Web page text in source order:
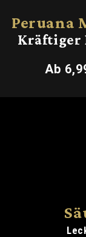
Peruana
Kräftiger
Ab